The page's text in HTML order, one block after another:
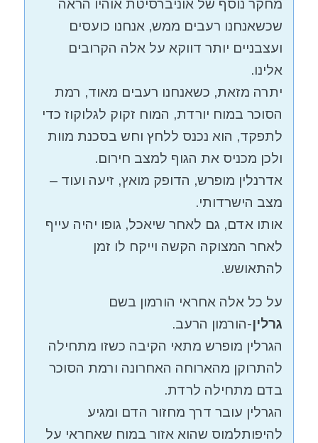
מחקר נוסף של אוניברסיטת אוהיו הראה
שכשאנחנו רעבים ממש, אנחנו כועסים
ועצבניים יותר דווקא על אלה הקרובים
אלינו.
יתרה מזאת, כשאנחנו רעבים מאוד, רמת
הסוכר במוח יורדת, המוח זקוק לגלוקוז כדי
לתפקד, הוא נכנס ללחץ וחש בסכנת מוות
ולכן מכניס את הגוף למצב חירום.
אדרנלין מופרש, הדופק מואץ, זיעה ועוד –
מצב הישרדותי.
אותו אדם, גם לאחר שיאכל, גופו יהיה עייף
לאחר המצוקה הקשה וייקח לו זמן
להתאושש.
על כל אלה אחראי הורמון בשם
גרלין-הורמון הרעב.
הגרלין מופרש מתאי הקיבה כשזו מתחילה
להתרוקן מהארוחה האחרונה ורמת הסוכר
בדם מתחילה לרדת.
הגרלין עובר דרך מחזור הדם ומגיע
להיפותלמוס שהוא אזור במוח שאחראי על